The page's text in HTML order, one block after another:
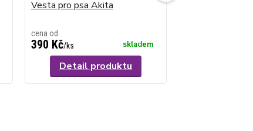
Vesta pro psa Akita
cena od
390 Kč/ks skladem
Detail produktu